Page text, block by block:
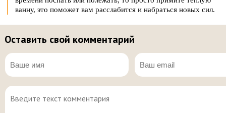
ванну, это поможет вам расслабится и набраться новых сил.
Оставить свой комментарий